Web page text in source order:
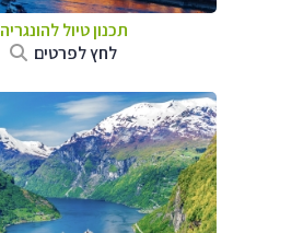
תכנון טיול להונגריה
לחץ לפרטים